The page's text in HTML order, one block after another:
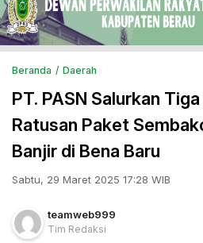
Beranda Daerah
PT. PASN Salurkan
Ratusan Paket
Banjir di Bena Baru
Sabtu, 29 Maret 2025 17:28 WIB
teamweb999
Tim Redaksi